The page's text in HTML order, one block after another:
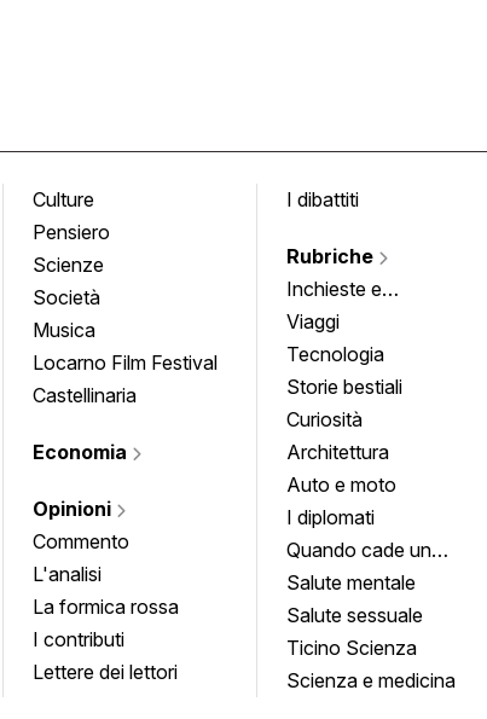
Culture
Pensiero
Scienze
Società
Musica
Locarno Film Festival
Castellinaria
Economia
Opinioni
Commento
L'analisi
La formica rossa
I contributi
Lettere dei lettori
I dibattiti
Rubriche
Inchieste e
approfondimenti
Viaggi
Tecnologia
Storie bestiali
Curiosità
Architettura
Auto e moto
I diplomati
Quando cade un
quadro
Salute mentale
Salute sessuale
Ticino Scienza
Scienza e medicina